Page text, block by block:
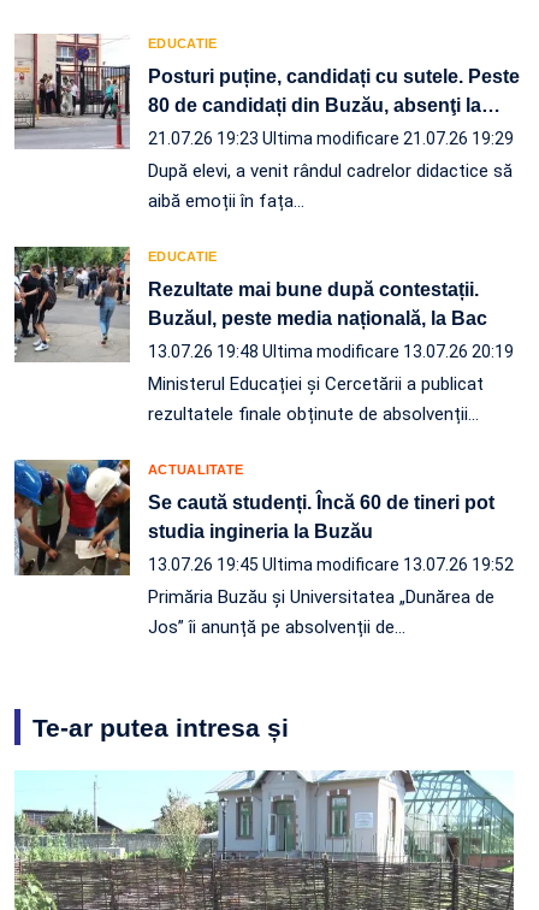
EDUCATIE
Posturi puține, candidați cu sutele. Peste
80 de candidați din Buzău, absenţi la…
21.07.26 19:23 Ultima modificare 21.07.26 19:29
După elevi, a venit rândul cadrelor didactice să
aibă emoții în fața…
EDUCATIE
Rezultate mai bune după contestații.
Buzăul, peste media națională, la Bac
13.07.26 19:48 Ultima modificare 13.07.26 20:19
Ministerul Educației și Cercetării a publicat
rezultatele finale obținute de absolvenții…
ACTUALITATE
Se caută studenți. Încă 60 de tineri pot
studia ingineria la Buzău
13.07.26 19:45 Ultima modificare 13.07.26 19:52
Primăria Buzău și Universitatea „Dunărea de
Jos” îi anunță pe absolvenții de…
Te-ar putea intresa și